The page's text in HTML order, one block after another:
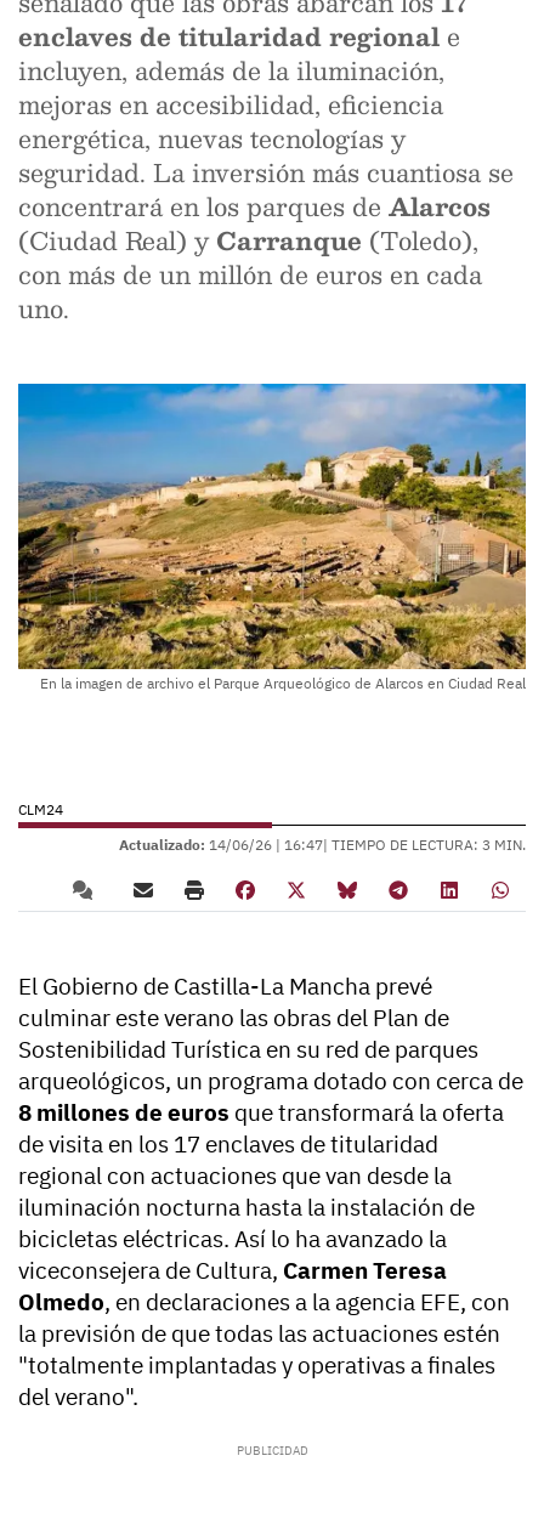
enclaves de titularidad regional e
incluyen, además de la iluminación,
mejoras en accesibilidad, eficiencia
energética, nuevas tecnologías y
seguridad. La inversión más cuantiosa se
concentrará en los parques de Alarcos
(Ciudad Real) yCarranque (Toledo),
con más de un millón de euros en cada
uno.
En la imagen de archivo el Parque Arqueológico de Alarcos en Ciudad Real
CLM24
Actualizado: 14/06/26 | 16:47| TIEMPO DE LECTURA: 3 MIN.
El Gobierno de Castilla-La Mancha prevé
culminar este verano las obras del Plan de
Sostenibilidad Turística en su red de parques
arqueológicos, un programa dotado con cerca de
8 millones de euros que transformará la oferta
de visita en los 17 enclaves de titularidad
regional con actuaciones que van desde la
iluminación nocturna hasta la instalación de
bicicletas eléctricas. Así lo ha avanzado la
viceconsejera de Cultura, Carmen Teresa
Olmedo, en declaraciones a la agencia EFE, con
la previsión de que todas las actuaciones estén
"totalmente implantadas y operativas a finales
del verano".